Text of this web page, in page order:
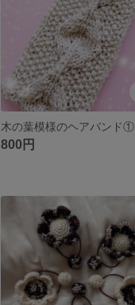
木の葉模様のヘアバンド①
800円